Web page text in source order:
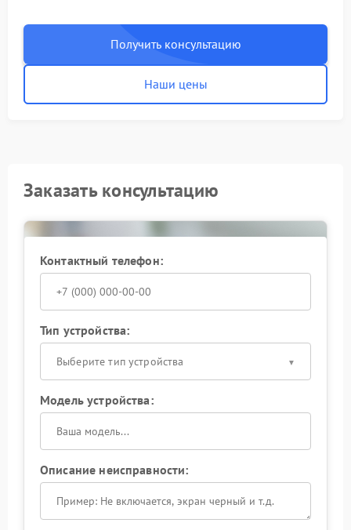
Получить консультацию
Наши цены
Заказать консультацию
Контактный телефон:
Тип устройства:
Выберите тип устройства
Модель устройства:
Описание неисправности: